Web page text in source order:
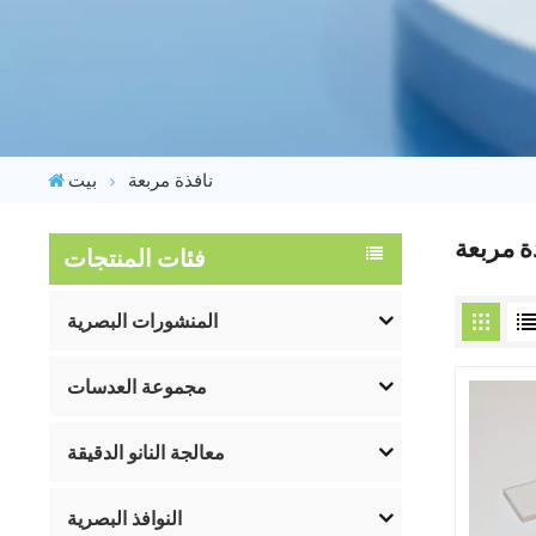
بيت نافذة مربعة
فئات المنتجات
المنشورات البصرية
مجموعة العدسات
معالجة النانو الدقيقة
النوافذ البصرية
مربعة